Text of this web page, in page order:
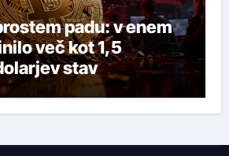
padu: v enem
več kot 1,5
stav